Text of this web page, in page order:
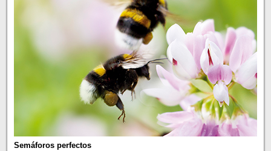
Semáforos perfectos